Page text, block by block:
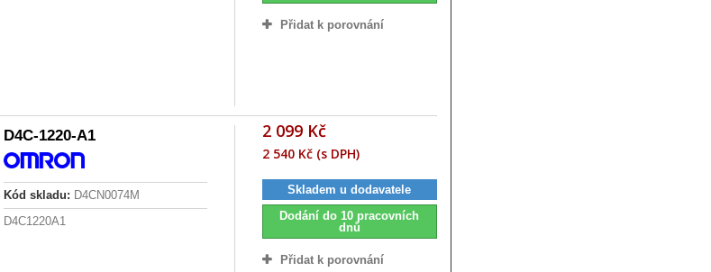
Přidat k porovnání
D4C-1220-A1
Kód skladu: D4CN0074M
D4C1220A1
2 099 Kč
2 540 Kč (s DPH)
Skladem u dodavatele
Dodání do 10 pracovních
dnů
Přidat k porovnání